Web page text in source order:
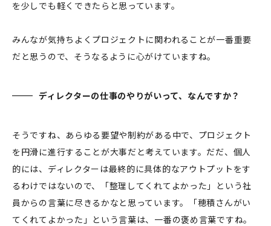
を少しでも軽くできたらと思っています。
みんなが気持ちよくプロジェクトに関われることが一番重要
だと思うので、そうなるように心がけていますね。
ディレクターの仕事のやりがいって、なんですか？
そうですね、あらゆる要望や制約がある中で、プロジェクト
を円滑に進行することが大事だと考えています。だだ、個人
的には、ディレクターは最終的に具体的なアウトプットをす
るわけではないので、「整理してくれてよかった」という社
員からの言葉に尽きるかなと思っています。「穂積さんがい
てくれてよかった」という言葉は、一番の褒め言葉ですね。